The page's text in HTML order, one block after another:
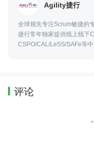
Agility捷行
全球领先专注Scrum敏捷的
捷行常年独家提供线上线下
CSPO/CAL/LeSS/SAFe等
评论